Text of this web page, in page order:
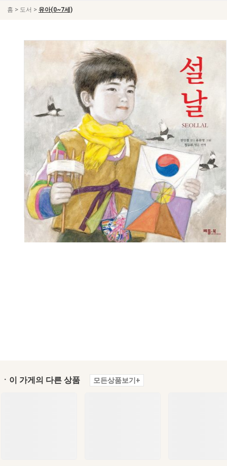
홈 > 도서 > 유아(0~7세)
ㆍ이 가게의 다른 상품 모든상품보기+